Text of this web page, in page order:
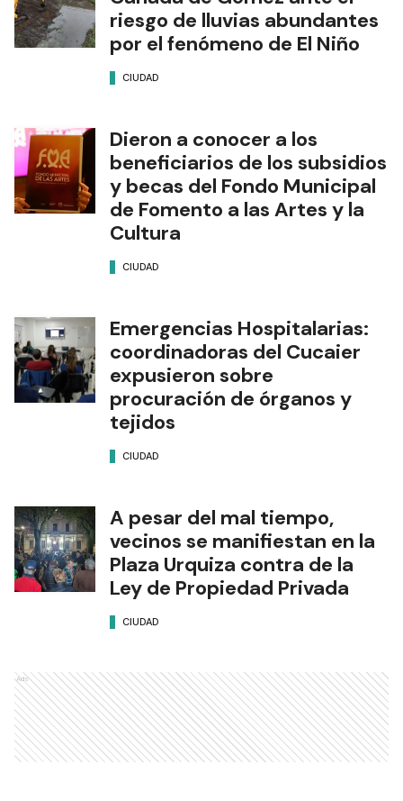
riesgo de lluvias abundantes
por el fenómeno de El Niño
CIUDAD
Dieron a conocer a los
beneficiarios de los subsidios
y becas del Fondo Municipal
de Fomento a las Artes y la
Cultura
CIUDAD
Emergencias Hospitalarias:
coordinadoras del Cucaier
expusieron sobre
procuración de órganos y
tejidos
CIUDAD
A pesar del mal tiempo,
vecinos se manifiestan en la
Plaza Urquiza contra de la
Ley de Propiedad Privada
CIUDAD
Ads